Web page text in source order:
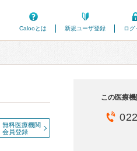
Calooとは
新規ユーザ登録 ログ
無料医療機関
会員登録
この医療